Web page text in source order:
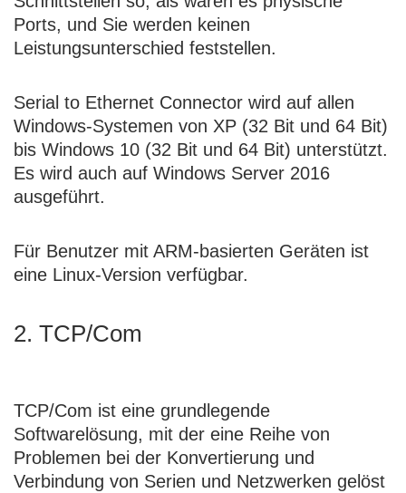
Ports, und Sie werden keinen
Leistungsunterschied feststellen.
Serial to Ethernet Connector wird auf allen
Windows-Systemen von XP (32 Bit und 64 Bit)
bis Windows 10 (32 Bit und 64 Bit) unterstützt.
Es wird auch auf Windows Server 2016
ausgeführt.
Für Benutzer mit ARM-basierten Geräten ist
eine Linux-Version verfügbar.
2. TCP/Com
TCP/Com ist eine grundlegende
Softwarelösung, mit der eine Reihe von
Problemen bei der Konvertierung und
Verbindung von Serien und Netzwerken gelöst